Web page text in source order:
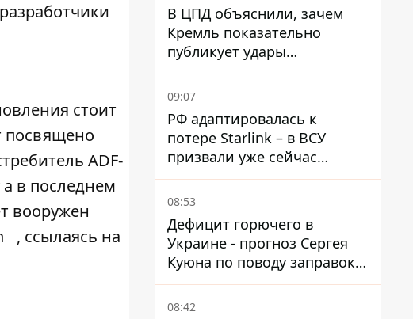
стоит
посвящено
ADF-
а в последнем
вооружен
, ссылаясь на
В ЦПД объяснили, зачем
Кремль показательно
публикует удары
баллистики по Киеву
09:07
РФ адаптировалась к
потере Starlink – в ВСУ
призвали уже сейчас
создавать РЭБ против
новой угрозы
08:53
Дефицит горючего в
Украине - прогноз Сергея
Куюна по поводу заправок и
очередей
08:42